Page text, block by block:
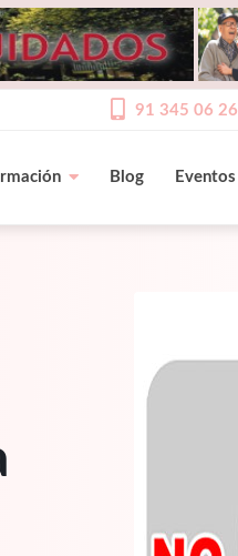
91 345 06 26
Blog Eventos